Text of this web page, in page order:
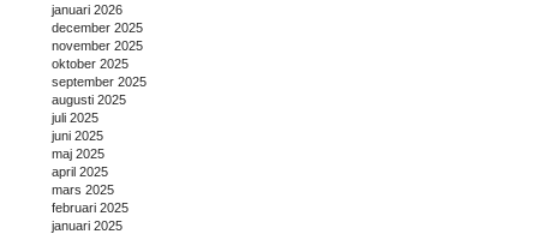
januari 2026
december 2025
november 2025
oktober 2025
september 2025
augusti 2025
juli 2025
juni 2025
maj 2025
april 2025
mars 2025
februari 2025
januari 2025